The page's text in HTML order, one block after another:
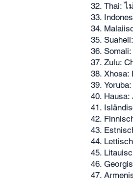
Thai:
Zulu:
Xhosa:
Hausa: